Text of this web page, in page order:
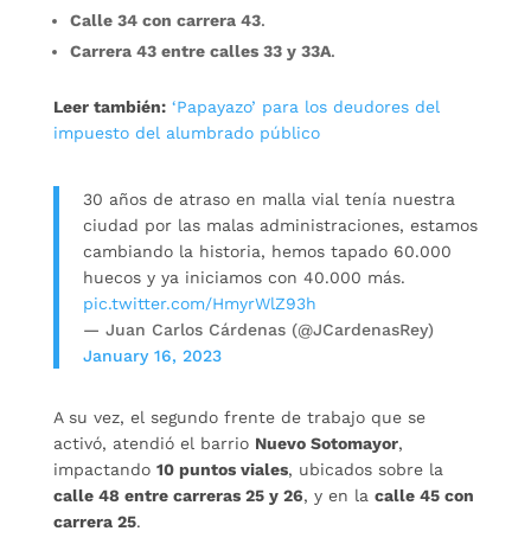
Calle 34 con carrera 43.
Carrera 43 entre calles 33 y 33A.
Leer también: ‘Papayazo’ para los deudores del
impuesto del alumbrado público
30 años de atraso en malla vial tenía nuestra
ciudad por las malas administraciones, estamos
cambiando la historia, hemos tapado 60.000
huecos y ya iniciamos con 40.000 más.
pic.twitter.com/HmyrWlZ93h
— Juan Carlos Cárdenas (@JCardenasRey)
January 16, 2023
A su vez, el segundo frente de trabajo que se
activó, atendió el barrio Nuevo Sotomayor,
impactando 10 puntos viales, ubicados sobre la
calle 48 entre carreras 25 y 26, y en la calle 45 con
carrera 25.